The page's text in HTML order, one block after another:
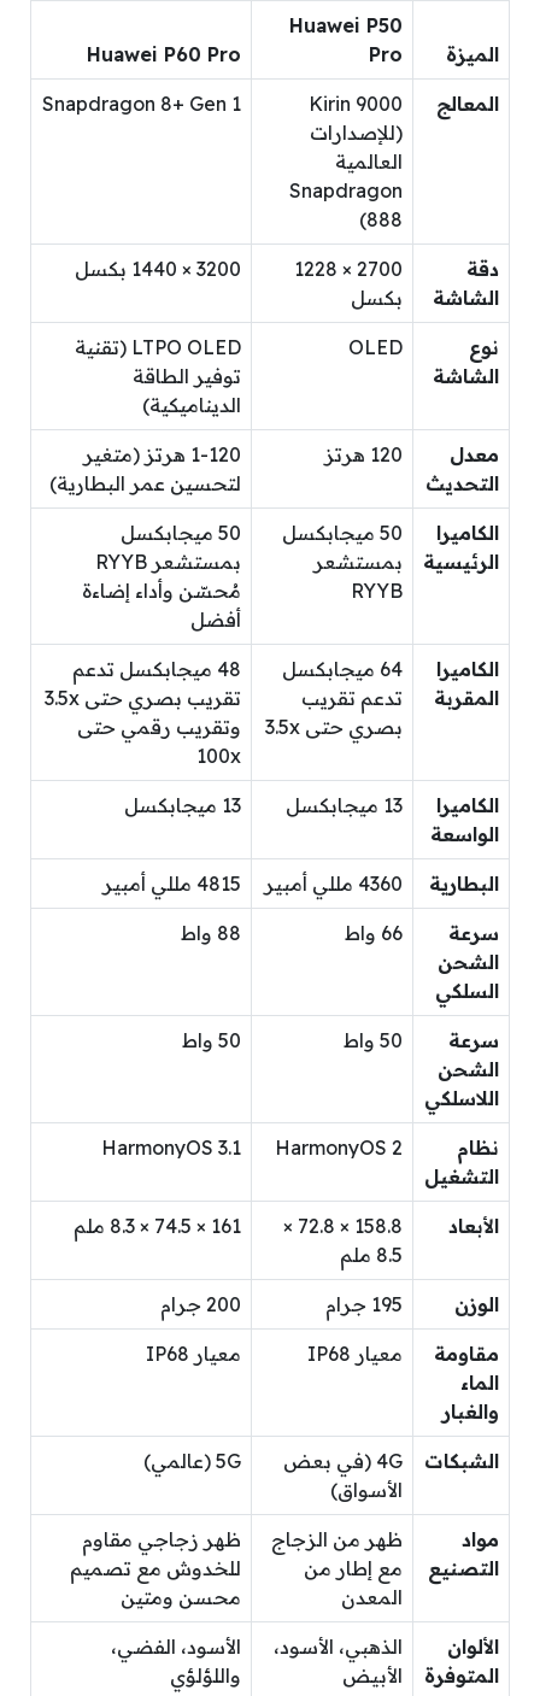
الميزة
Huawei P50
Pro
Huawei P60 Pro
المعالج
Kirin 9000
(للإصدارات
العالمية
Snapdragon
888)
Snapdragon 8+ Gen 1
دقة
الشاشة
2700 × 1228
بكسل
3200 × 1440 بكسل
نوع
الشاشة
OLED
LTPO OLED (تقنية
توفير الطاقة
الديناميكية)
معدل
التحديث
120 هرتز
1-120 هرتز (متغير
لتحسين عمر البطارية)
الكاميرا
الرئيسية
50 ميجابكسل
بمستشعر
RYYB
50 ميجابكسل
بمستشعر RYYB
مُحسّن وأداء إضاءة
أفضل
الكاميرا
المقربة
64 ميجابكسل
تدعم تقريب
بصري حتى 3.5x
48 ميجابكسل تدعم
تقريب بصري حتى 3.5x
وتقريب رقمي حتى
100x
الكاميرا
الواسعة
13 ميجابكسل 13 ميجابكسل
البطارية 4360 مللي أمبير 4815 مللي أمبير
سرعة
الشحن
السلكي
66 واط 88 واط
سرعة
الشحن
اللاسلكي
50 واط 50 واط
نظام
التشغيل
HarmonyOS 2
HarmonyOS 3.1
الأبعاد
158.8 × 72.8 ×
8.5 ملم
161 × 74.5 × 8.3 ملم
الوزن 195 جرام 200 جرام
مقاومة
الماء
والغبار
معيار IP68 معيار IP68
الشبكات
4G (في بعض
الأسواق)
5G (عالمي)
مواد
التصنيع
ظهر من الزجاج
مع إطار من
المعدن
ظهر زجاجي مقاوم
للخدوش مع تصميم
محسن ومتين
الألوان
المتوفرة
الذهبي، الأسود،
الأبيض
الأسود، الفضي،
واللؤلؤي